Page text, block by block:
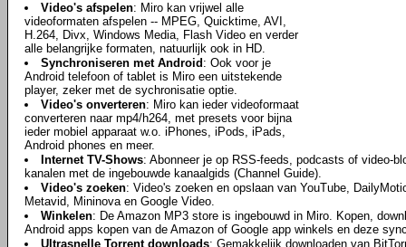
Video's afspelen: Miro kan vrijwel alle
videoformaten afspelen -- MPEG, Quicktime, AVI,
H.264, Divx, Windows Media, Flash Video en verder
alle belangrijke formaten, natuurlijk ook in HD.
Synchroniseren met Android : Ook voor je
Android telefoon of tablet is Miro een uitstekende
player, zeker met de sychronisatie optie.
Video's onverteren: Miro kan ieder videoformaat
converteren naar mp4/h264, met presets voor bijna
ieder mobiel apparaat w.o. iPhones, iPods, iPads,
Android phones en meer.
Internet TV-Shows: Abonneer je op RSS-feeds, podcasts of video-
kanalen met de ingebouwde kanaalgids (Channel Guide).
Video's zoeken: Video's zoeken en opslaan van YouTube,
Metavid, Mininova en Google Video.
Winkelen: De Amazon MP3 store is ingebouwd in Miro. Kopen,
Android apps kopen van de Amazon of Google app winkels en deze
Ultrasnelle Torrent downloads: Gemakkelijk downloaden van